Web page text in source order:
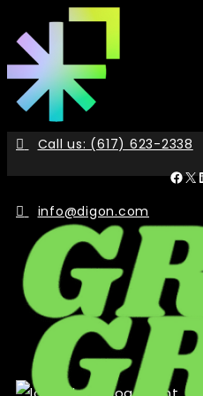
to
content
Call us: (617) 623-2338
X
info@digon.com